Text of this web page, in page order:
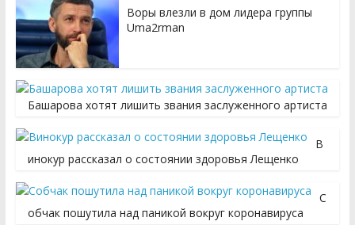
Воры влезли в дом лидера группы
Uma2rman
Башарова хотят лишить звания заслуженного артиста
В
инокур рассказал о состоянии здоровья Лещенко
С
обчак пошутила над паникой вокруг коронавируса